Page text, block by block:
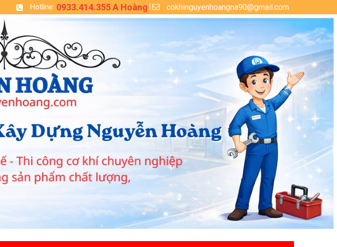
Hotline: 0933.414.355 A Hoàng cokhinguyenhoangna90@gmail.com